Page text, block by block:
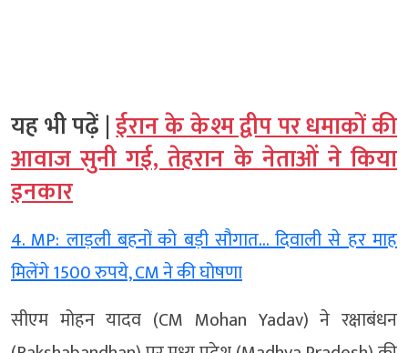
यह भी पढ़ें |ईरान के केश्म द्वीप पर धमाकों की
आवाज सुनी गई, तेहरान के नेताओं ने किया
इनकार
4. MP: लाड़ली बहनों को बड़ी सौगात… दिवाली से हर माह
मिलेंगे 1500 रुपये, CM ने की घोषणा
सीएम मोहन यादव (CM Mohan Yadav) ने रक्षाबंधन